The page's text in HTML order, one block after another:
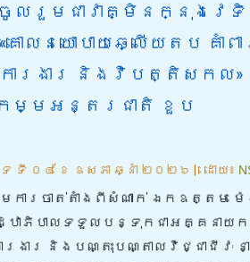
លរួមជាវាគ្មិនក្នុងវេទិ
គោលនយោបាយឆ្លើយតប គាំព
រងារ និងវិបត្តិសកល
កម្មអន្តរជាតិ ខួប
ទី ០៤ ខែ ឧសភា ឆ្នាំ ២០២៦ | ដោយ៖
មការចាត់តាំងពីសំណាក់ ឯកឧត្តម ម៉
ាភិបាលទទួលបន្ទុកជាអគ្គនាយក
រងារ និងបណ្តុះបណ្តាលវិជ្ជាជីវៈ